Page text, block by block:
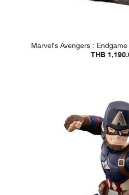
Marvel's Avengers :
THB